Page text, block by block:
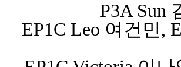
P3A Sun
EP1C Leo 여건민,